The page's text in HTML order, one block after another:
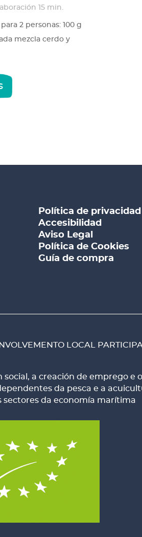
15 min.
2 personas: 100 g
mezcla cerdo y
Política de privacidad
Accesibilidad
Aviso Legal
Política de Cookies
Guía de compra
LOCAL
a creación de emprego e
da pesca e a
sectores da economía marítima